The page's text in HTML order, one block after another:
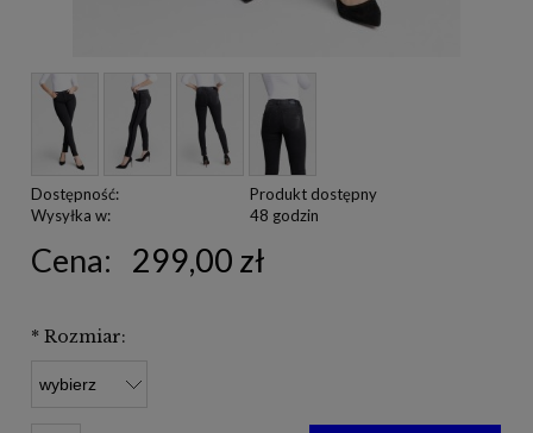
Dostępność:
Produkt dostępny
Wysyłka w:
48 godzin
Cena: 299,00 zł
* Rozmiar: